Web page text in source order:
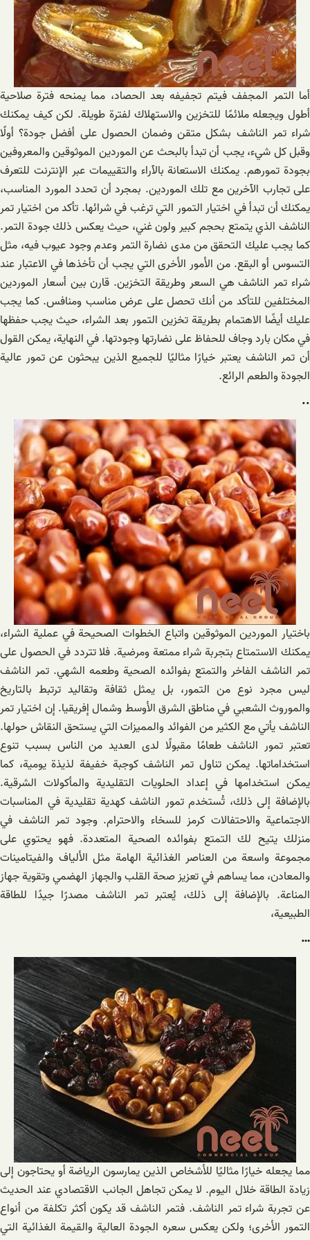
أما التمر المجفف فيتم تجفيفه بعد الحصاد، مما يمنحه فترة صلاحية
أطول ويجعله ملائمًا للتخزين والاستهلاك لفترة طويلة. لكن كيف يمكنك
شراء تمر الناشف بشكل متقن وضمان الحصول على أفضل جودة؟ أولًا
وقبل كل شيء، يجب أن تبدأ بالبحث عن الموردين الموثوقين والمعروفين
بجودة تمورهم. يمكنك الاستعانة بالآراء والتقييمات عبر الإنترنت للتعرف
على تجارب الآخرين مع تلك الموردين. بمجرد أن تحدد المورد المناسب،
يمكنك أن تبدأ في اختيار التمور التي ترغب في شرائها. تأكد من اختيار تمر
الناشف الذي يتمتع بحجم كبير ولون غني، حيث يعكس ذلك جودة التمر.
كما يجب عليك التحقق من مدى نضارة التمر وعدم وجود عيوب فيه، مثل
التسوس أو البقع. من الأمور الأخرى التي يجب أن تأخذها في الاعتبار عند
شراء تمر الناشف هي السعر وطريقة التخزين. قارن بين أسعار الموردين
المختلفين للتأكد من أنك تحصل على عرض مناسب ومنافس. كما يجب
عليك أيضًا الاهتمام بطريقة تخزين التمور بعد الشراء، حيث يجب حفظها
في مكان بارد وجاف للحفاظ على نضارتها وجودتها. في النهاية، يمكن القول
أن تمر الناشف يعتبر خيارًا مثاليًا للجميع الذين يبحثون عن تمور عالية
الجودة والطعم الرائع.
..
باختيار الموردين الموثوقين واتباع الخطوات الصحيحة في عملية الشراء،
يمكنك الاستمتاع بتجربة شراء ممتعة ومرضية. فلا تتردد في الحصول على
تمر الناشف الفاخر والتمتع بفوائده الصحية وطعمه الشهي. تمر الناشف
ليس مجرد نوع من التمور، بل يمثل ثقافة وتقاليد ترتبط بالتاريخ
والموروث الشعبي في مناطق الشرق الأوسط وشمال إفريقيا. إن اختيار تمر
الناشف يأتي مع الكثير من الفوائد والمميزات التي يستحق النقاش حولها.
تعتبر تمور الناشف طعامًا مقبولًا لدى العديد من الناس بسبب تنوع
استخداماتها. يمكن تناول تمر الناشف كوجبة خفيفة لذيذة يومية، كما
يمكن استخدامها في إعداد الحلويات التقليدية والمأكولات الشرقية.
بالإضافة إلى ذلك، تُستخدم تمور الناشف كهدية تقليدية في المناسبات
الاجتماعية والاحتفالات كرمز للسخاء والاحترام. وجود تمر الناشف في
منزلك يتيح لك التمتع بفوائده الصحية المتعددة. فهو يحتوي على
مجموعة واسعة من العناصر الغذائية الهامة مثل الألياف والفيتامينات
والمعادن، مما يساهم في تعزيز صحة القلب والجهاز الهضمي وتقوية جهاز
المناعة. بالإضافة إلى ذلك، يُعتبر تمر الناشف مصدرًا جيدًا للطاقة
الطبيعية،
…
مما يجعله خيارًا مثاليًا للأشخاص الذين يمارسون الرياضة أو يحتاجون إلى
زيادة الطاقة خلال اليوم. لا يمكن تجاهل الجانب الاقتصادي عند الحديث
عن تجربة شراء تمر الناشف. فتمر الناشف قد يكون أكثر تكلفة من أنواع
التمور الأخرى؛ ولكن يعكس سعره الجودة العالية والقيمة الغذائية التي